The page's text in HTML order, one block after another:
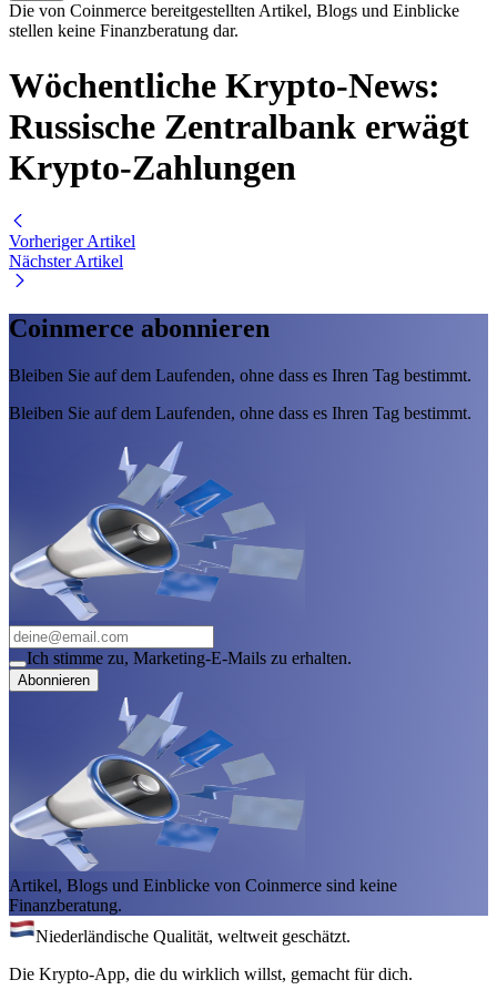
Die von Coinmerce bereitgestellten Artikel, Blogs und Einblicke
stellen keine Finanzberatung dar.
Wöchentliche Krypto-News:
Russische Zentralbank erwägt
Krypto-Zahlungen
Vorheriger Artikel
Nächster Artikel
Coinmerce abonnieren
Bleiben Sie auf dem Laufenden, ohne dass es Ihren Tag bestimmt.
Bleiben Sie auf dem Laufenden, ohne dass es Ihren Tag bestimmt.
Ich stimme zu, Marketing-E-Mails zu erhalten.
Abonnieren
Artikel, Blogs und Einblicke von Coinmerce sind keine
Finanzberatung.
Niederländische Qualität, weltweit geschätzt.
Die Krypto-App, die du wirklich willst, gemacht für dich.